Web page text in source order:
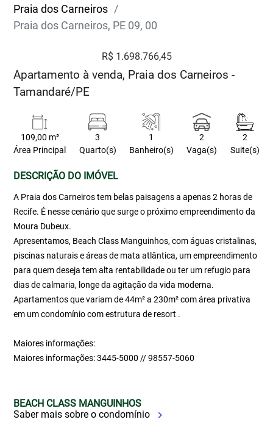
Praia dos Carneiros
Praia dos Carneiros, PE 09, 00
R$ 1.698.766,45
Apartamento à venda, Praia dos Carneiros -
Tamandaré/PE
109,00 m²
Área Principal
3
Quarto(s)
1
Banheiro(s)
2
Vaga(s)
2
Suite(s)
DESCRIÇÃO DO IMÓVEL
A Praia dos Carneiros tem belas paisagens a apenas 2 horas de
Recife. É nesse cenário que surge o próximo empreendimento da
Moura Dubeux.
Apresentamos, Beach Class Manguinhos, com águas cristalinas,
piscinas naturais e áreas de mata atlântica, um empreendimento
para quem deseja tem alta rentabilidade ou ter um refugio para
dias de calmaria, longe da agitação da vida moderna.
Apartamentos que variam de 44m² a 230m² com área privativa
em um condomínio com estrutura de resort .
Maiores informações:
Maiores informações: 3445-5000 // 98557-5060
BEACH CLASS MANGUINHOS
Saber mais sobre o condomínio